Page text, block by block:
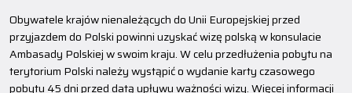
Obywatele krajów nienależących do Unii Europejskiej przed
przyjazdem do Polski powinni uzyskać wizę polską w konsulacie
Ambasady Polskiej w swoim kraju. W celu przedłużenia pobytu na
terytorium Polski należy wystąpić o wydanie karty czasowego
pobytu 45 dni przed datą upływu ważności wizy. Więcej informacji